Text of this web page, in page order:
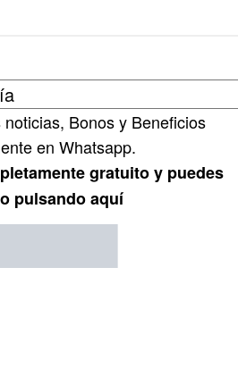
Bonos y Beneficios
en Whatsapp.
gratuito y puedes
pulsando aquí